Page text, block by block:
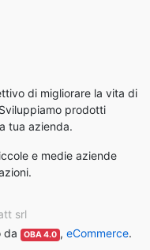
di migliorare la vita di
prodotti
tua azienda.
e medie aziende
srl
da
OBA 4.0 , eCommerce.